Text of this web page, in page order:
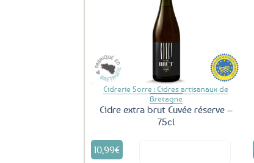
Cidrerie Sorre : Cidres artisanaux de
Bretagne
Cidre extra brut Cuvée réserve –
75cl
10,99€